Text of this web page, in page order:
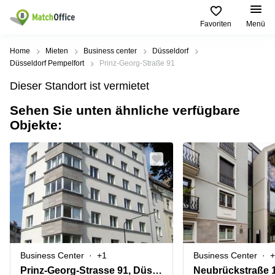
Favoriten Menü
Mieten / Vermieten
Produktseiten
Büro
mieten
center
Coworking
Space
Seminarraum
Virtuelles
Büro
Beliebte
Städte
Büro
mieten
Geschäftsadresse
Hamburg
Geschäftsadresse
mieten
Düsseldorf
Geschäftsadresse
Stuttgart
Büro
Beliebte
Suchanfragen
Regus
Dortmund
Ruhrallee
9
Dortmund
Office Club
Ballindamm
3
Rahel-
Hirsch-
Straße
Hilfe
Über uns
Büro vermieten
Preis
Log-in
Home Mieten Business center
Düsseldorf
Düsseldorf Pempelfort
Prinz-Georg-Straße 91
Dieser Standort ist vermietet
Sehen Sie unten ähnliche verfügbare
Objekte:
Business Center +1
Prinz-Georg-Strasse 91, Düsseldorf
Business Center
Neubrückstraße